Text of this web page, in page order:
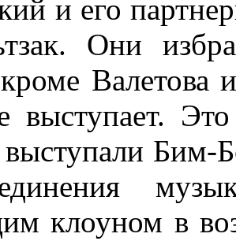
и его
Они
Валетова
выступает.
Бим-
клоуном в